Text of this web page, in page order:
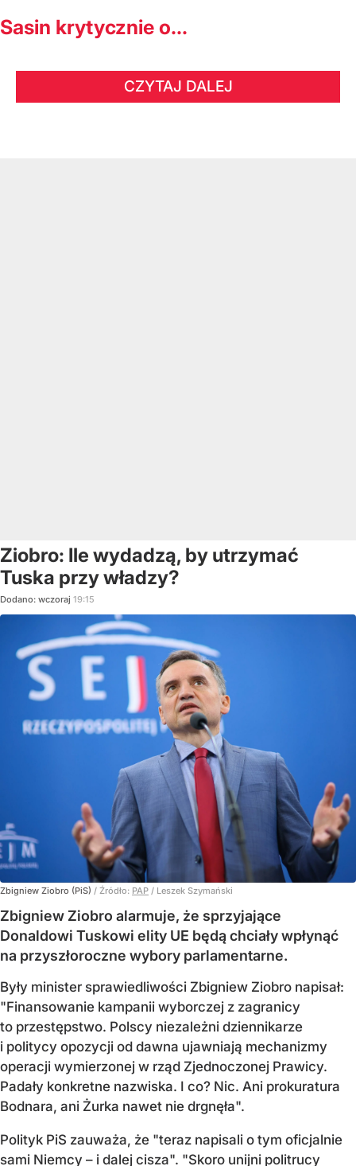
Sasin krytycznie o...
CZYTAJ DALEJ
Ziobro: Ile wydadzą, by utrzymać
Tuska przy władzy?
Dodano: wczoraj 19:15
Zbigniew Ziobro (PiS) / Źródło: PAP / Leszek Szymański
Zbigniew Ziobro alarmuje, że sprzyjające
Donaldowi Tuskowi elity UE będą chciały wpłynąć
na przyszłoroczne wybory parlamentarne.
Były minister sprawiedliwości Zbigniew Ziobro napisał:
"Finansowanie kampanii wyborczej z zagranicy
to przestępstwo. Polscy niezależni dziennikarze
i politycy opozycji od dawna ujawniają mechanizmy
operacji wymierzonej w rząd Zjednoczonej Prawicy.
Padały konkretne nazwiska. I co? Nic. Ani prokuratura
Bodnara, ani Żurka nawet nie drgnęła".
Polityk PiS zauważa, że "teraz napisali o tym oficjalnie
sami Niemcy – i dalej cisza". "Skoro unijni politrucy